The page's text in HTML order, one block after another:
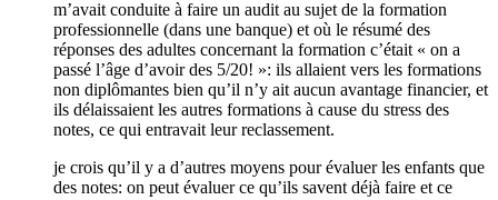
m’avait conduite à faire un audit au sujet de la formation
professionnelle (dans une banque) et où le résumé des
réponses des adultes concernant la formation c’était « on a
passé l’âge d’avoir des 5/20! »: ils allaient vers les formations
non diplômantes bien qu’il n’y ait aucun avantage financier, et
ils délaissaient les autres formations à cause du stress des
notes, ce qui entravait leur reclassement.
je crois qu’il y a d’autres moyens pour évaluer les enfants que
des notes: on peut évaluer ce qu’ils savent déjà faire et ce